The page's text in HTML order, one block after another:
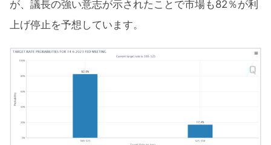
が、議長の強い意志が示されたことで市場も82％が利
上げ停止を予想しています。